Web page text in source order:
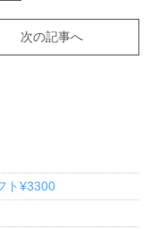
次の記事へ
ト¥3300